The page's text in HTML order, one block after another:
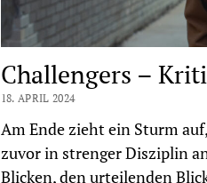
Challengers –
18. APRIL 2024
Am Ende zieht ein Sturm
zuvor in strenger Disziplin
Blicken, den urteilenden